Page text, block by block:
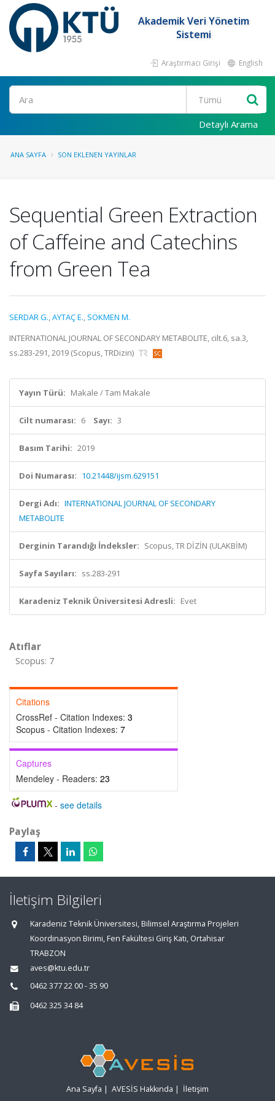
Akademik Veri Yönetim
Sistemi
Araştırmacı Girişi English
Ara
Detaylı Arama
ANA SAYFA SON EKLENEN YAYINLAR
Sequential Green Extraction
of Caffeine and Catechins
from Green Tea
SERDAR G.,AYTAÇ E., SÖKMEN M.
INTERNATIONAL JOURNAL OF SECONDARY METABOLITE, cilt.6, sa.3,
ss.283-291, 2019 (Scopus, TRDizin)
Yayın Türü: Makale / Tam Makale
Cilt numarası: 6 Sayı: 3
Basım Tarihi: 2019
Doi Numarası: 10.21448/ijsm.629151
Dergi Adı: INTERNATIONAL JOURNAL OF SECONDARY
METABOLITE
Derginin Tarandığı İndeksler: Scopus, TR DİZİN (ULAKBİM)
Sayfa Sayıları: ss.283-291
Karadeniz Teknik Üniversitesi Adresli: Evet
Atıflar
Scopus: 7
Citations
CrossRef - Citation Indexes: 3
Scopus - Citation Indexes: 7
Captures
Mendeley - Readers: 23
- see details
Paylaş
İletişim Bilgileri
Karadeniz Teknik Üniversitesi, Bilimsel Araştırma Projeleri
Koordinasyon Birimi, Fen Fakültesi Giriş Katı, Ortahisar
TRABZON
aves@ktu.edu.tr
0462 377 22 00 - 35 90
0462 325 34 84
Ana Sayfa | AVESİS Hakkında | İletişim